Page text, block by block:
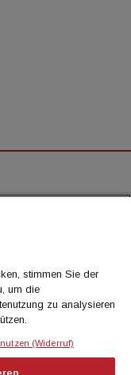
stimmen Sie der
um die
zu analysieren
(Widerruf)